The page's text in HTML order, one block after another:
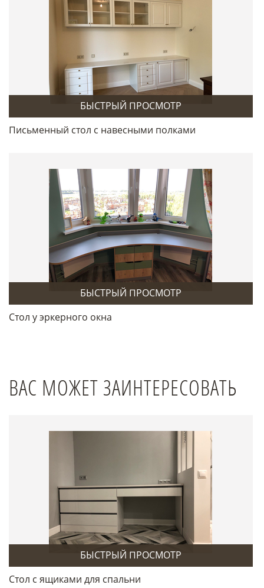
БЫСТРЫЙ ПРОСМОТР
Письменный стол с навесными полками
БЫСТРЫЙ ПРОСМОТР
Стол у эркерного окна
ВАС МОЖЕТ ЗАИНТЕРЕСОВАТЬ
БЫСТРЫЙ ПРОСМОТР
Стол с ящиками для спальни